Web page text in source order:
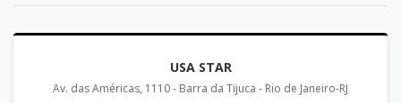
USA STAR
Av. das Américas, 1110 - Barra da Tijuca - Rio de Janeiro-RJ